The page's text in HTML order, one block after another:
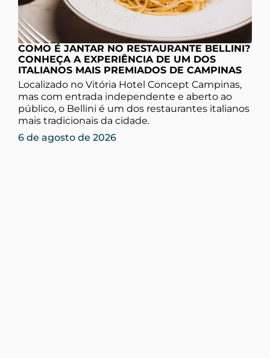
COMO É JANTAR NO RESTAURANTE BELLINI?
CONHEÇA A EXPERIÊNCIA DE UM DOS
ITALIANOS MAIS PREMIADOS DE CAMPINAS
Localizado no Vitória Hotel Concept Campinas,
mas com entrada independente e aberto ao
público, o Bellini é um dos restaurantes italianos
mais tradicionais da cidade.
6 de agosto de 2026